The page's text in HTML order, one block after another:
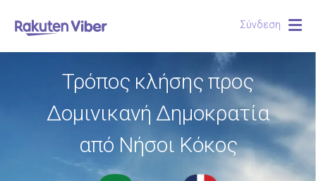
Σύνδεση
Τρόπος κλήσης προς
Δομινικανή Δημοκρατία
από Νήσοι Κόκος